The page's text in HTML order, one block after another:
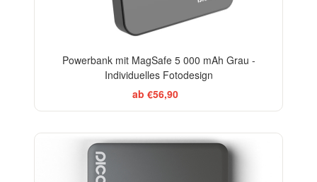
Powerbank mit MagSafe 5 000 mAh Grau -
Individuelles Fotodesign
ab €56,90